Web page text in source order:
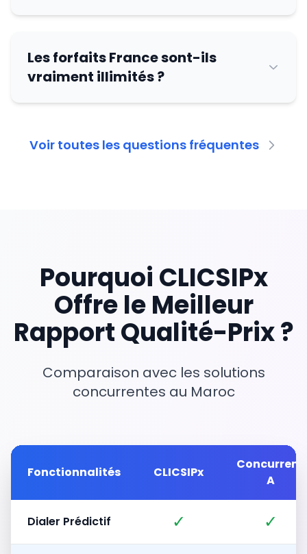
Les forfaits France sont-ils
vraiment illimités ?
Voir toutes les questions fréquentes
Pourquoi CLICSIPx
Offre le Meilleur
Rapport Qualité-Prix ?
Comparaison avec les solutions
concurrentes au Maroc
Fonctionnalités CLICSIPx
Concurrent
A
Dialer Prédictif ✓ ✓